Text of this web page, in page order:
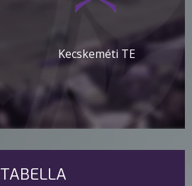
Kecskeméti TE
TABELLA